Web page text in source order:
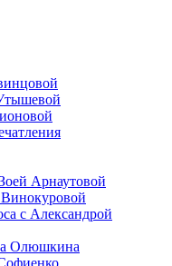
Арнаутовой
с Александрой
Олюшкина